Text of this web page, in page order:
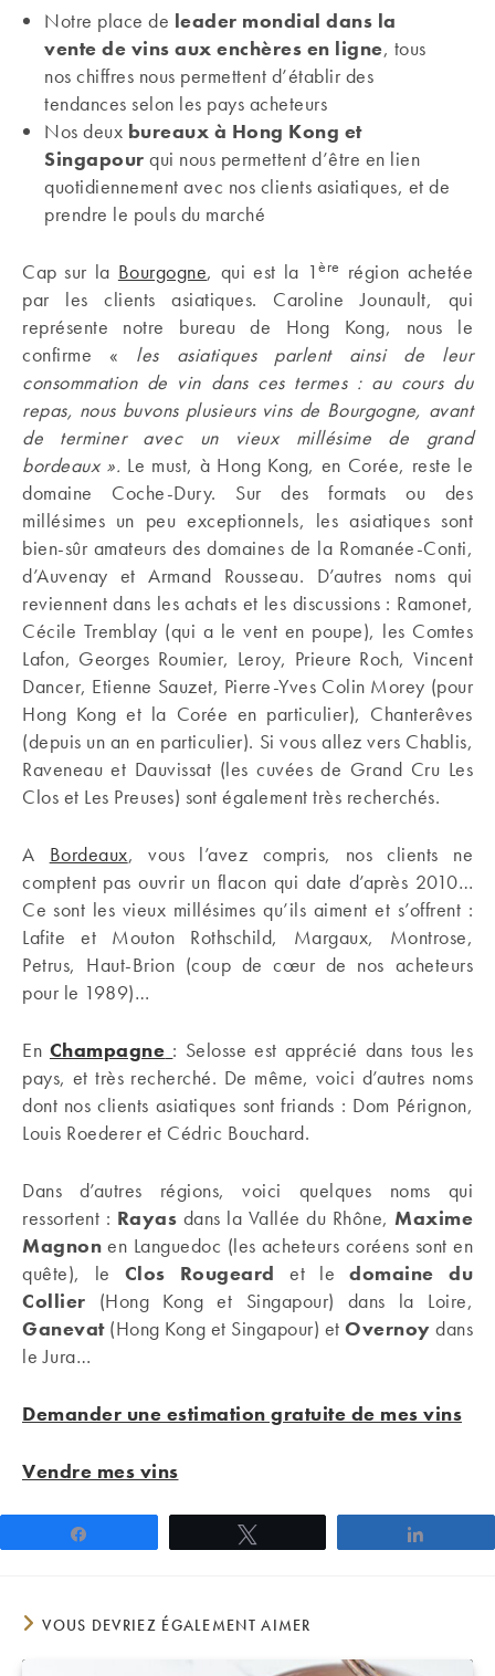
Notre place de leader mondial dans la
vente de vins aux enchères en ligne, tous
nos chiffres nous permettent d’établir des
tendances selon les pays acheteurs
Nos deux bureaux à Hong Kong et
Singapour qui nous permettent d’être en lien
quotidiennement avec nos clients asiatiques, et de
prendre le pouls du marché
Cap sur la Bourgogne, qui est la 1ère région achetée
par les clients asiatiques. Caroline Jounault, qui
représente notre bureau de Hong Kong, nous le
confirme « les asiatiques parlent ainsi de leur
consommation de vin dans ces termes : au cours du
repas, nous buvons plusieurs vins de Bourgogne, avant
de terminer avec un vieux millésime de grand
bordeaux ». Le must, à Hong Kong, en Corée, reste le
domaine Coche-Dury. Sur des formats ou des
millésimes un peu exceptionnels, les asiatiques sont
bien-sûr amateurs des domaines de la Romanée-Conti,
d’Auvenay et Armand Rousseau. D’autres noms qui
reviennent dans les achats et les discussions : Ramonet,
Cécile Tremblay (qui a le vent en poupe), les Comtes
Lafon, Georges Roumier, Leroy, Prieure Roch, Vincent
Dancer, Etienne Sauzet, Pierre-Yves Colin Morey (pour
Hong Kong et la Corée en particulier), Chanterêves
(depuis un an en particulier). Si vous allez vers Chablis,
Raveneau et Dauvissat (les cuvées de Grand Cru Les
Clos et Les Preuses) sont également très recherchés.
A Bordeaux, vous l’avez compris, nos clients ne
comptent pas ouvrir un flacon qui date d’après 2010…
Ce sont les vieux millésimes qu’ils aiment et s’offrent :
Lafite et Mouton Rothschild, Margaux, Montrose,
Petrus, Haut-Brion (coup de cœur de nos acheteurs
pour le 1989)…
En Champagne : Selosse est apprécié dans tous les
pays, et très recherché. De même, voici d’autres noms
dont nos clients asiatiques sont friands : Dom Pérignon,
Louis Roederer et Cédric Bouchard.
Dans d’autres régions, voici quelques noms qui
ressortent : Rayas dans la Vallée du Rhône, Maxime
Magnon en Languedoc (les acheteurs coréens sont en
quête), le Clos Rougeard et ledomaine du
Collier (Hong Kong et Singapour) dans la Loire,
Ganevat(Hong Kong et Singapour) et Overnoy dans
le Jura…
Demander une estimation gratuite de mes vins
Vendre mes vins
VOUS DEVRIEZ ÉGALEMENT AIMER